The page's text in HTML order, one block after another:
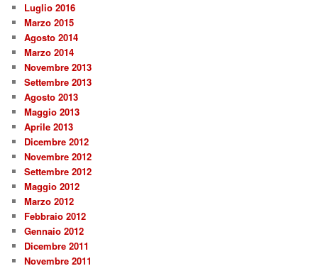
Luglio 2016
Marzo 2015
Agosto 2014
Marzo 2014
Novembre 2013
Settembre 2013
Agosto 2013
Maggio 2013
Aprile 2013
Dicembre 2012
Novembre 2012
Settembre 2012
Maggio 2012
Marzo 2012
Febbraio 2012
Gennaio 2012
Dicembre 2011
Novembre 2011